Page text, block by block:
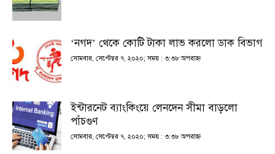
‘নগদ’ থেকে কোটি টাকা লাভ করলো ডাক বিভাগ
সোমবার, সেপ্টেম্বর ৭, ২০২০; সময় : ৩:৩৮ অপরাহ্ণ
ইন্টারনেট ব্যাংকিংয়ে লেনদেন সীমা বাড়লো
পাঁচগুণ
সোমবার, সেপ্টেম্বর ৭, ২০২০; সময় : ৩:৩৮ অপরাহ্ণ